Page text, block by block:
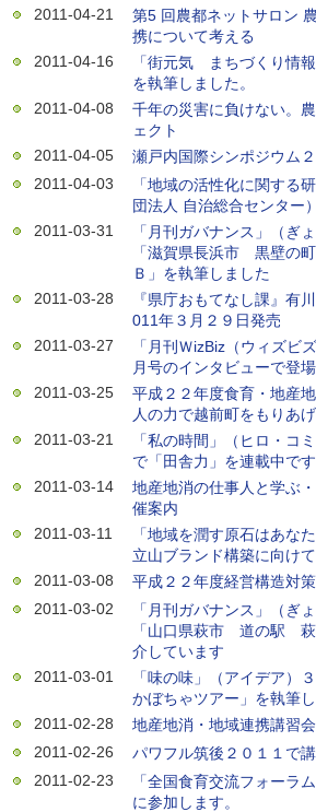
2011-04-21
第5 回農都ネットサロン
携について考える
2011-04-16
「街元気 まちづくり情
を執筆しました。
2011-04-08
千年の災害に負けない。
ェクト
2011-04-05
瀬戸内国際シンポジウム
2011-04-03
「地域の活性化に関する
団法人 自治総合センター
2011-03-31
「月刊ガバナンス」（ぎ
「滋賀県長浜市 黒壁の
Ｂ」を執筆しました
2011-03-28
『県庁おもてなし課』有
011年３月２９日発売
2011-03-27
「月刊ＷizBiz（ウィズビ
月号のインタビューで登
2011-03-25
平成２２年度食育・地産
人の力で越前町をもりあ
2011-03-21
「私の時間」（ヒロ・コ
で「田舎力」を連載中で
2011-03-14
地産地消の仕事人と学ぶ
催案内
2011-03-11
「地域を潤す原石はあな
立山ブランド構築に向け
2011-03-08
平成２２年度経営構造対
2011-03-02
「月刊ガバナンス」（ぎ
「山口県萩市 道の駅 萩
介しています
2011-03-01
「味の味」（アイデア）
かぼちゃツアー」を執筆
2011-02-28
地産地消・地域連携講習
2011-02-26
パワフル筑後２０１１で
2011-02-23
「全国食育交流フォーラ
に参加します。